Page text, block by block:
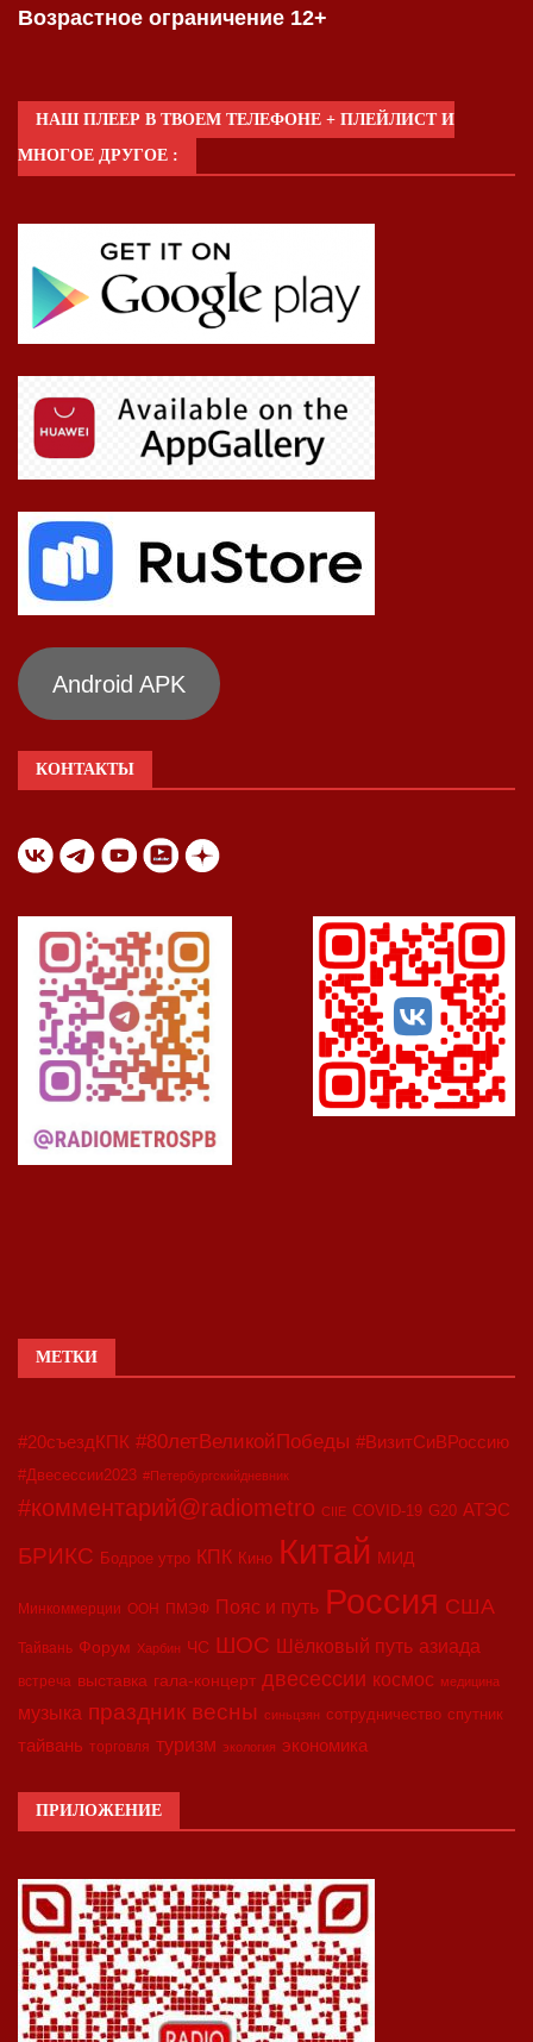
Возрастное ограничение 12+
НАШ ПЛЕЕР В ТВОЕМ ТЕЛЕФОНЕ + ПЛЕЙЛИСТ И
МНОГОЕ ДРУГОЕ :
Android APK
КОНТАКТЫ
МЕТКИ
#20съездКПК #80летВеликойПобеды #ВизитСиВРоссию
#Двесессии2023 #Петербургскийдневник
#комментарий@radiometro CIIE COVID-19 G20 АТЭС
БРИКС Бодрое утро КПК Кино Китай МИД
Минкоммерции ООН ПМЭФ Пояс и путь Россия США
Тайвань Форум Харбин ЧС ШОС Шёлковый путь азиада
встреча выставка гала-концерт двесессии космос медицина
музыка праздник весны синьцзян сотрудничество спутник
тайвань торговля туризм экология экономика
ПРИЛОЖЕНИЕ